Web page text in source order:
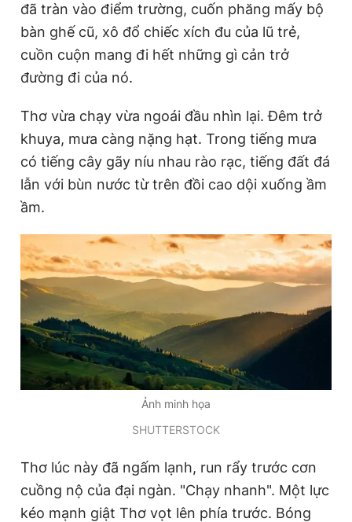
Đọc Thanh Niên trên điện thoại
Theo dõi báo trên
0906 645 777 0908 780 404
Đặt báo Quảng cáo RSS Tòa soạn Chính sách bảo
Tổng biên tập: Nguyễn Ngọc Toàn
Phó tổng biên tập thường trực: Hải Thành
Phó tổng biên tập: Lâm Hiếu Dũng
Phó tổng biên tập: Trần Việt Hưng
Tổng thư ký tòa soạn: Đức Trung
Giấy phép xuất bản số 110/GP - BTTTT cấp ngày 24.3.2020
© 2003-2026 Bản quyền thuộc về Báo Thanh Niên. Cấm sao
chép dưới mọi hình thức nếu không có sự chấp thuận bằng văn
đã tràn vào điểm trường, cuốn phăng mấy bộ
bàn ghế cũ, xô đổ chiếc xích đu của lũ trẻ,
cuồn cuộn mang đi hết những gì cản trở
đường đi của nó.
Thơ vừa chạy vừa ngoái đầu nhìn lại. Đêm trở
khuya, mưa càng nặng hạt. Trong tiếng mưa
có tiếng cây gãy níu nhau rào rạc, tiếng đất đá
lẫn với bùn nước từ trên đồi cao dội xuống ầm
ầm.
Ảnh minh họa
SHUTTERSTOCK
Thơ lúc này đã ngấm lạnh, run rẩy trước cơn
cuồng nộ của đại ngàn. "Chạy nhanh". Một lực
kéo mạnh giật Thơ vọt lên phía trước. Bóng